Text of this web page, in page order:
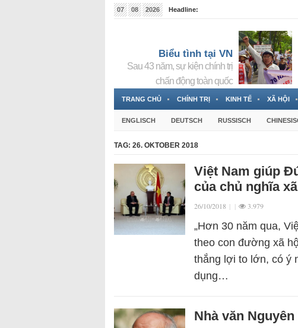
07 08 2026
Headline:
Biểu tình tại VN
Sau 43 năm, sự kiện chính trị
chấn động toàn quốc
TRANG CHỦ CHÍNH TRỊ KINH TẾ XÃ HỘI
ENGLISCH DEUTSCH RUSSISCH
TAG: 26. OKTOBER 2018
Việt Nam giúp
của chủ nghĩa
26/10/2018 | | 3.979
„Hơn 30 năm qua,
theo con đường xã
thắng lợi to lớn, có ý
dụng…
Nhà văn